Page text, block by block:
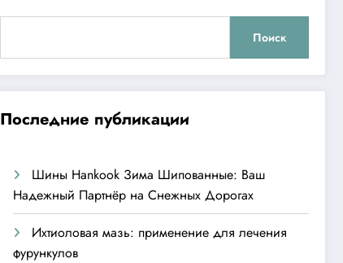
Поиск
Последние публикации
Шины Hankook Зима Шипованные: Ваш
Надежный Партнёр на Снежных Дорогах
Ихтиоловая мазь: применение для лечения
фурункулов